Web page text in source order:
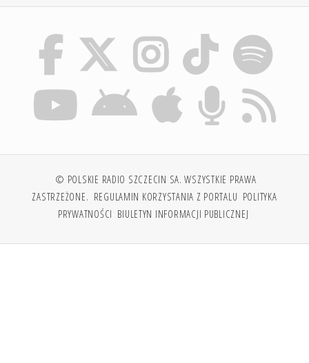
© POLSKIE RADIO SZCZECIN SA. WSZYSTKIE PRAWA
ZASTRZEŻONE. REGULAMIN KORZYSTANIA Z PORTALU POLITYKA
PRYWATNOŚCI BIULETYN INFORMACJI PUBLICZNEJ